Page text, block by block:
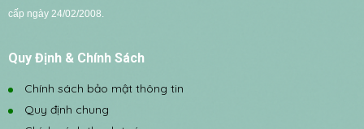
cấp ngày 24/02/2008.
Quy Định & Chính Sách
Chính sách bảo mật thông tin
Quy định chung